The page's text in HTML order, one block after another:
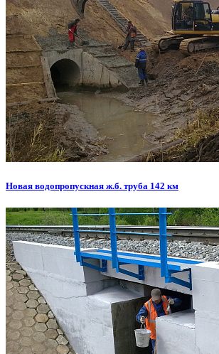
Новая водопропускная ж.б. труба 142 км